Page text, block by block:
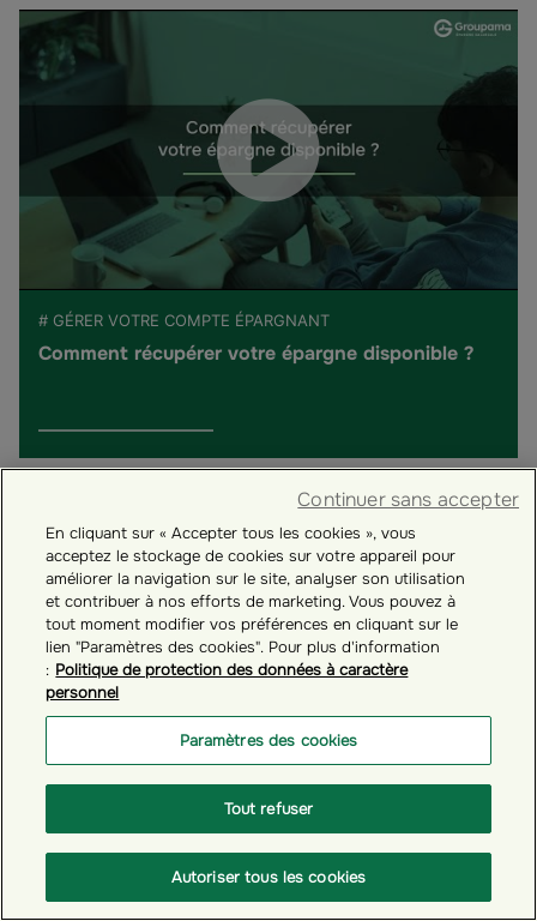
# GÉRER VOTRE COMPTE ÉPARGNANT
Comment récupérer votre épargne disponible ?
# GÉRER VOTRE COMPTE ÉPARGNANT
Comment récupérer votre épargne bloquée ?
En cliquant sur « Accepter tous les cookies », vous
acceptez le stockage de cookies sur votre appareil pour
améliorer la navigation sur le site, analyser son utilisation
et contribuer à nos efforts de marketing. Vous pouvez à
tout moment modifier vos préférences en cliquant sur le
lien "Paramètres des cookies". Pour plus d'information
: Politique de protection des données à caractère
personnel
Paramètres des cookies
Tout refuser
Autoriser tous les cookies
Continuer sans accepter